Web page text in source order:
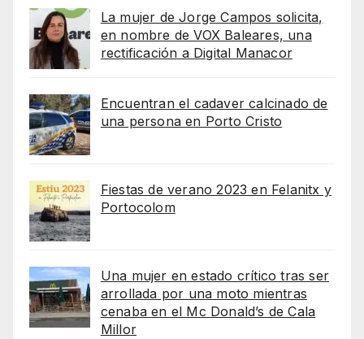
La mujer de Jorge Campos solicita,
en nombre de VOX Baleares, una
rectificación a Digital Manacor
Encuentran el cadaver calcinado de
una persona en Porto Cristo
Fiestas de verano 2023 en Felanitx y
Portocolom
Una mujer en estado crítico tras ser
arrollada por una moto mientras
cenaba en el Mc Donald’s de Cala
Millor